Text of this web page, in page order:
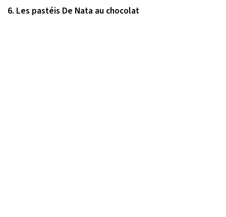
6. Les pastéis De Nata au chocolat